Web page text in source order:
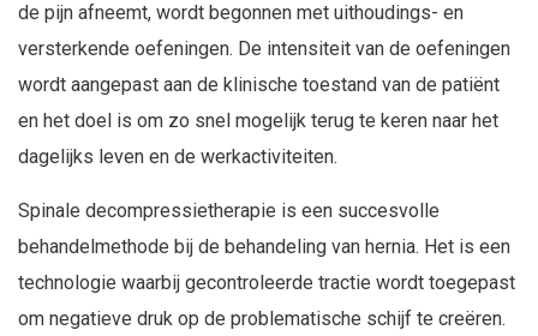
de pijn afneemt, wordt begonnen met uithoudings- en
versterkende oefeningen. De intensiteit van de oefeningen
wordt aangepast aan de klinische toestand van de patiënt
en het doel is om zo snel mogelijk terug te keren naar het
dagelijks leven en de werkactiviteiten.
Spinale decompressietherapie is een succesvolle
behandelmethode bij de behandeling van hernia. Het is een
technologie waarbij gecontroleerde tractie wordt toegepast
om negatieve druk op de problematische schijf te creëren.